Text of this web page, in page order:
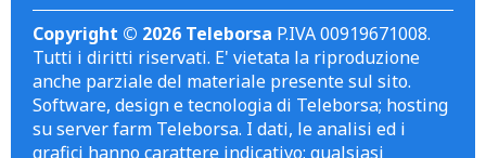
Copyright © 2026 Teleborsa P.IVA 00919671008.
Tutti i diritti riservati. E' vietata la riproduzione
anche parziale del materiale presente sul sito.
Software, design e tecnologia di Teleborsa; hosting
su server farm Teleborsa. I dati, le analisi ed i
grafici hanno carattere indicativo; qualsiasi